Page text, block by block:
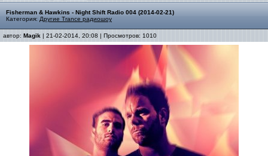
Fisherman & Hawkins - Night Shift Radio 004 (2014-02-21)
Категория: Другие Trance радиошоу
автор: Magik | 21-02-2014, 20:08 | Просмотров: 1010